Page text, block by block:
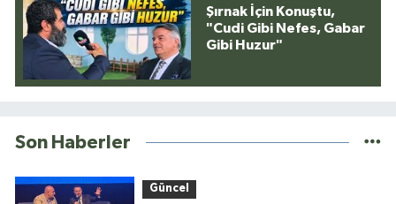
Şırnak İçin Konuştu,
"Cudi Gibi Nefes, Gabar
Gibi Huzur"
Son Haberler
Güncel